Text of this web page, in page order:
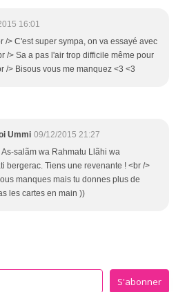
16:01
/> C'est super sympa, on va essayé avec
/> Sa a pas l'air trop difficile même pour
/> Bisous vous me manquez <3 <3
Ummi 09/12/2015 21:27
salãm wa Rahmatu Llãhi wa
bergerac. Tiens une revenante ! <br />
manques mais tu donnes plus de
les cartes en main ))